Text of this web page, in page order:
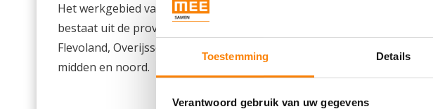
Toestemming Details
Verantwoord gebruik van uw gegevens
Het werkgebied van MEE Samen
bestaat uit de provincies Drenthe,
Flevoland, Overijssel en Gelderland
midden en noord.
Bij MEE
Wij staan
zorg in AA